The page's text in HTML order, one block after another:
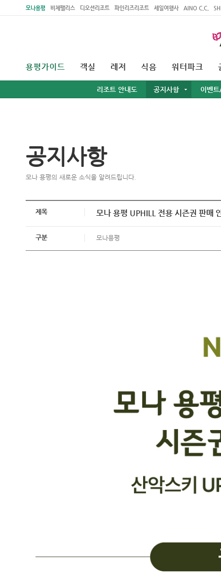
모나용평 비체팰리스 디오션리조트 파인리즈리조트 세일여행사 AINO C.C.
용평가이드
리조트 안내도 공지사항 이벤
객실 레저 식음 워터파크
공지사항
모나 용평의 새로운 소식을 알려드립니다.
제목 모나 용평 UPHILL 전용 시즌권 판매
구분 모나용평